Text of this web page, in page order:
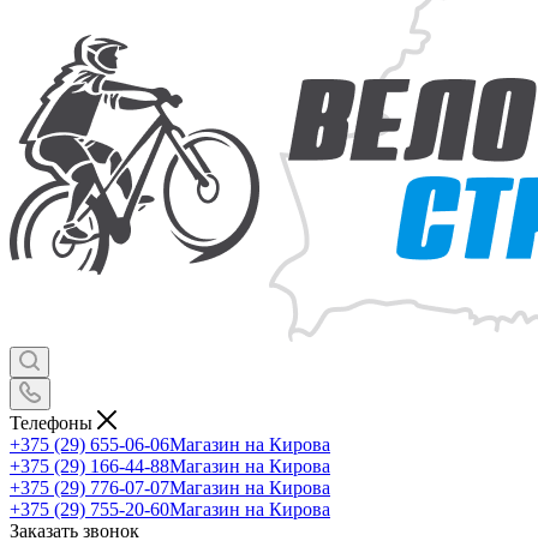
Телефоны
+375 (29) 655-06-06Магазин на Кирова
+375 (29) 166-44-88Магазин на Кирова
+375 (29) 776-07-07Магазин на Кирова
+375 (29) 755-20-60Магазин на Кирова
Заказать звонок